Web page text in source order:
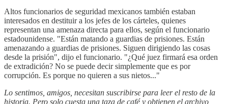
Altos funcionarios de seguridad mexicanos también estaban
interesados ​​en destituir a los jefes de los cárteles, quienes
representan una amenaza directa para ellos, según el funcionario
estadounidense. "Están matando a guardias de prisiones. Están
amenazando a guardias de prisiones. Siguen dirigiendo las cosas
desde la prisión", dijo el funcionario. "¿Qué juez firmará esa orden
de extradición? No se puede decir simplemente que es por
corrupción. Es porque no quieren a sus nietos..."
Lo sentimos, amigos, necesitan suscribirse para leer el resto de la
historia. Pero solo cuesta una taza de café y obtienen el archivo